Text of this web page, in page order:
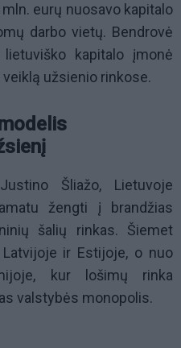
eurų nuosavo kapitalo
darbo vietų. Bendrovė
kapitalo įmonė
užsienio rinkose.
Šliažo, Lietuvoje
žengti į brandžias
šalių rinkas. Šiemet
ir Estijoje, o nuo
kur lošimų rinka
valstybės monopolis.